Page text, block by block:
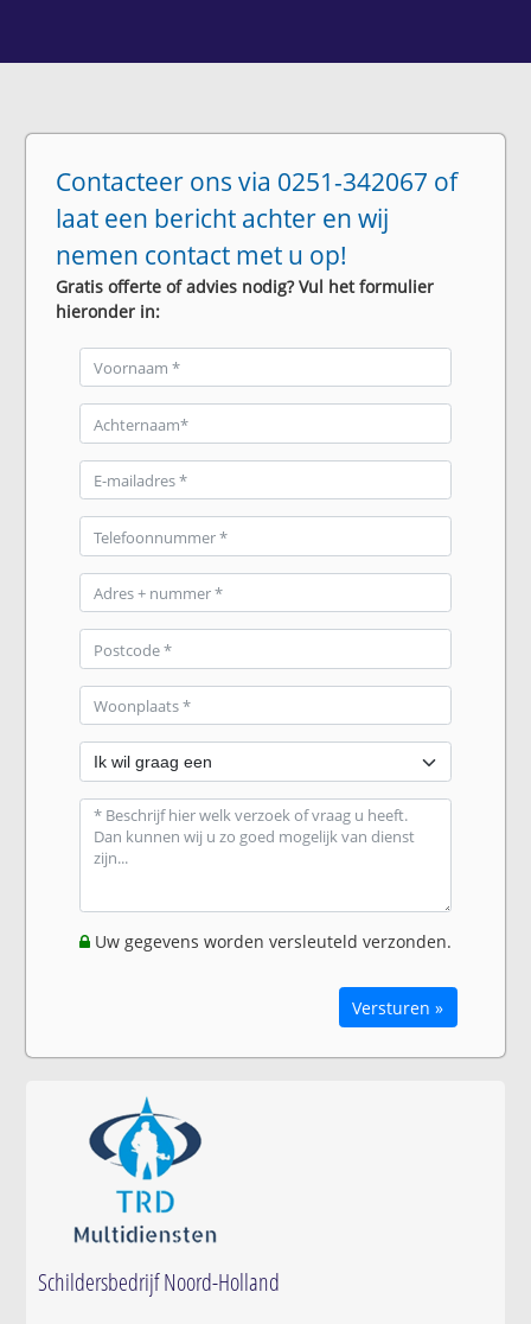
Contacteer ons via 0251-342067 of
laat een bericht achter en wij
nemen contact met u op!
Gratis offerte of advies nodig? Vul het formulier
hieronder in:
Uw gegevens worden versleuteld verzonden.
Versturen »
Schildersbedrijf Noord-Holland